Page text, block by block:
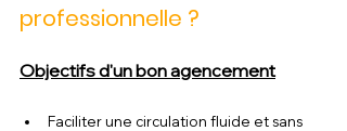
professionnelle ?
Objectifs d'un bon agencement
Faciliter une circulation fluide et sans